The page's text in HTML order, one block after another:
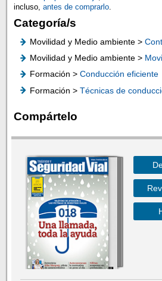
incluso, antes de comprarlo.
Categoría/s
Movilidad y Medio ambiente >
Movilidad y Medio ambiente >
Formación > Conducción eficiente
Formación > Técnicas de
Compártelo